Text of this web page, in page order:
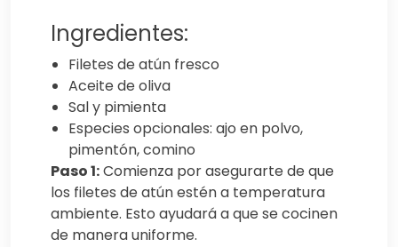
Ingredientes:
Filetes de atún fresco
Aceite de oliva
Sal y pimienta
Especies opcionales: ajo en polvo,
pimentón, comino
Paso 1:Comienza por asegurarte de que
los filetes de atún estén a temperatura
ambiente. Esto ayudará a que se cocinen
de manera uniforme.